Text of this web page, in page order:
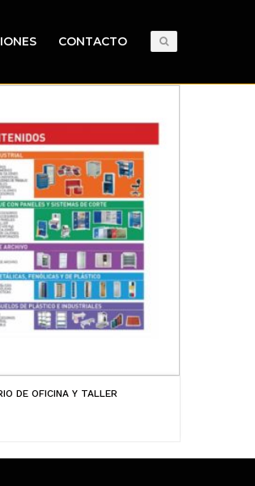
CONTACTO
DE OFICINA Y TALLER